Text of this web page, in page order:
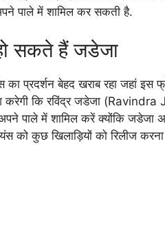
पाले में शामिल कर सकती है.
सकते हैं जडेजा
प्रदर्शन बेहद खराब रहा जहां इस
करेगी कि रविंद्र जडेजा
पाले में शामिल करें क्योंकि जडेजा
को कुछ खिलाड़ियों को रिलीज करना